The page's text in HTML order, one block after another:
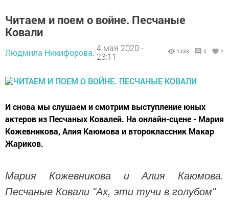
Читаем и поем о войне. Песчаные
Ковали
Людмила Никифорова, 4 мая 2020 -
23:11
1333 0 1
И снова мы слушаем и смотрим выступление юных
актеров из Песчаных Ковалей. На онлайн-сцене - Мария
Кожевникова, Алия Каюмова и второклассник Макар
Жариков.
Мария Кожевникова и Алия Каюмова.
Песчаные Ковали "Ах, эти тучи в голубом"